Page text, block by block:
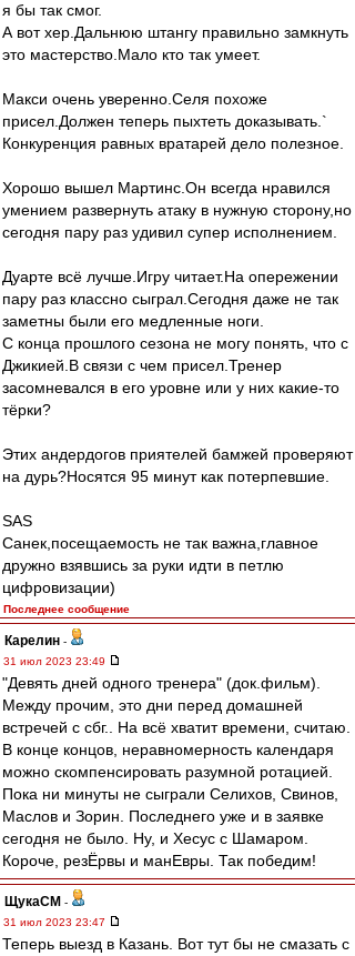
я бы так смог.
А вот хер.Дальнюю штангу правильно замкнуть
это мастерство.Мало кто так умеет.
Макси очень уверенно.Селя похоже
присел.Должен теперь пыхтеть доказывать.`
Конкуренция равных вратарей дело полезное.
Хорошо вышел Мартинс.Он всегда нравился
умением развернуть атаку в нужную сторону,но
сегодня пару раз удивил супер исполнением.
Дуарте всё лучше.Игру читает.На опережении
пару раз классно сыграл.Сегодня даже не так
заметны были его медленные ноги.
С конца прошлого сезона не могу понять, что с
Джикией.В связи с чем присел.Тренер
засомневался в его уровне или у них какие-то
тёрки?
Этих андердогов приятелей бамжей проверяют
на дурь?Носятся 95 минут как потерпевшие.
SAS
Санек,посещаемость не так важна,главное
дружно взявшись за руки идти в петлю
цифровизации)
Последнее сообщение
Карелин -
31 июл 2023 23:49
"Девять дней одного тренера" (док.фильм).
Между прочим, это дни перед домашней
встречей с сбг.. На всё хватит времени, считаю.
В конце концов, неравномерность календаря
можно скомпенсировать разумной ротацией.
Пока ни минуты не сыграли Селихов, Свинов,
Маслов и Зорин. Последнего уже и в заявке
сегодня не было. Ну, и Хесус с Шамаром.
Короче, резЁрвы и манЕвры. Так победим!
ЩукаСМ -
31 июл 2023 23:47
Теперь выезд в Казань. Вот тут бы не смазать с